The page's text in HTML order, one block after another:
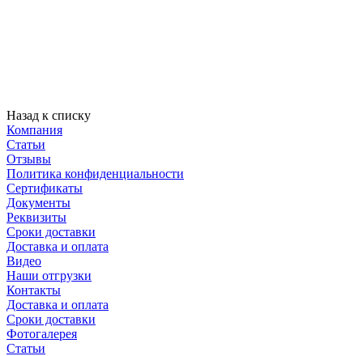
Назад к списку
Компания
Статьи
Отзывы
Политика конфиденциальности
Сертификаты
Документы
Реквизиты
Сроки доставки
Доставка и оплата
Видео
Наши отгрузки
Контакты
Доставка и оплата
Сроки доставки
Фотогалерея
Статьи